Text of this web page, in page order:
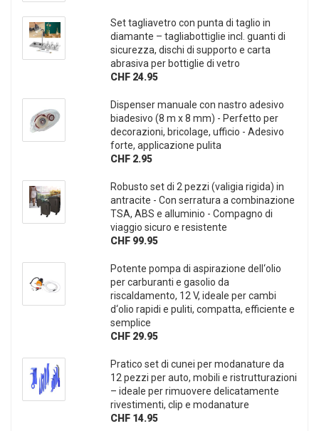
Set tagliavetro con punta di taglio in
diamante – tagliabottiglie incl. guanti di
sicurezza, dischi di supporto e carta
abrasiva per bottiglie di vetro
CHF 24.95
Dispenser manuale con nastro adesivo
biadesivo (8 m x 8 mm) - Perfetto per
decorazioni, bricolage, ufficio - Adesivo
forte, applicazione pulita
CHF 2.95
Robusto set di 2 pezzi (valigia rigida) in
antracite - Con serratura a combinazione
TSA, ABS e alluminio - Compagno di
viaggio sicuro e resistente
CHF 99.95
Potente pompa di aspirazione dell‘olio
per carburanti e gasolio da
riscaldamento, 12 V, ideale per cambi
d‘olio rapidi e puliti, compatta, efficiente e
semplice
CHF 29.95
Pratico set di cunei per modanature da
12 pezzi per auto, mobili e ristrutturazioni
– ideale per rimuovere delicatamente
rivestimenti, clip e modanature
CHF 14.95